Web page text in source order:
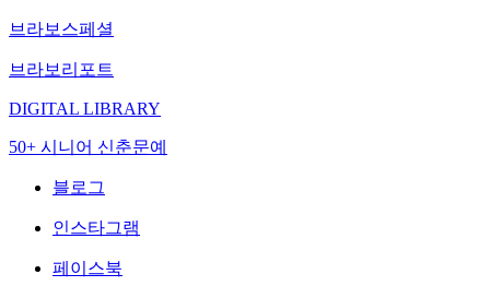
브라보스페셜
브라보리포트
DIGITAL LIBRARY
50+ 시니어 신춘문예
블로그
인스타그램
페이스북